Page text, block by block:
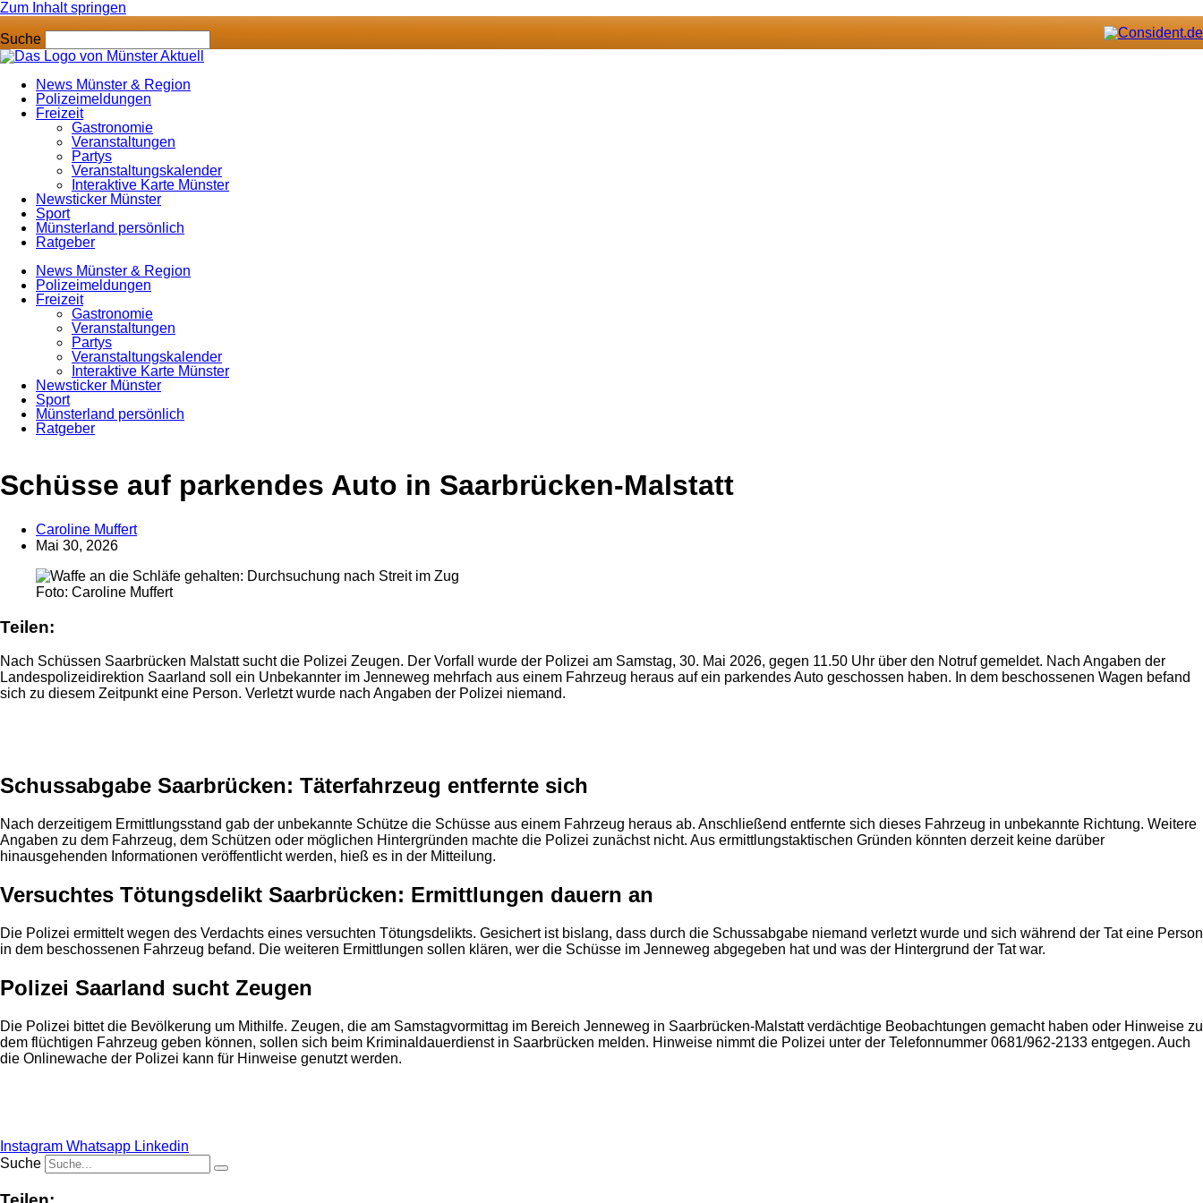
Zum Inhalt springen
Suche
News Münster & Region
Polizeimeldungen
Freizeit
Gastronomie
Veranstaltungen
Partys
Veranstaltungskalender
Interaktive Karte Münster
Newsticker Münster
Sport
Münsterland persönlich
Ratgeber
News Münster & Region
Polizeimeldungen
Freizeit
Gastronomie
Veranstaltungen
Partys
Veranstaltungskalender
Interaktive Karte Münster
Newsticker Münster
Sport
Münsterland persönlich
Ratgeber
Schüsse auf parkendes Auto in Saarbrücken-Malstatt
Caroline Muffert
Mai 30, 2026
Foto: Caroline Muffert
Teilen:
Nach Schüssen Saarbrücken Malstatt sucht die Polizei Zeugen. Der Vorfall wurde der Polizei am Samstag, 30. Mai 2026, gegen 11.50 Uhr über den Notruf gemeldet. Nach Angaben der
Landespolizeidirektion Saarland soll ein Unbekannter im Jenneweg mehrfach aus einem Fahrzeug heraus auf ein parkendes Auto geschossen haben. In dem beschossenen Wagen befand
sich zu diesem Zeitpunkt eine Person. Verletzt wurde nach Angaben der Polizei niemand.
Schussabgabe Saarbrücken: Täterfahrzeug entfernte sich
Nach derzeitigem Ermittlungsstand gab der unbekannte Schütze die Schüsse aus einem Fahrzeug heraus ab. Anschließend entfernte sich dieses Fahrzeug in unbekannte Richtung. Weitere
Angaben zu dem Fahrzeug, dem Schützen oder möglichen Hintergründen machte die Polizei zunächst nicht. Aus ermittlungstaktischen Gründen könnten derzeit keine darüber
hinausgehenden Informationen veröffentlicht werden, hieß es in der Mitteilung.
Versuchtes Tötungsdelikt Saarbrücken: Ermittlungen dauern an
Die Polizei ermittelt wegen des Verdachts eines versuchten Tötungsdelikts. Gesichert ist bislang, dass durch die Schussabgabe niemand verletzt wurde und sich während der Tat eine Person
in dem beschossenen Fahrzeug befand. Die weiteren Ermittlungen sollen klären, wer die Schüsse im Jenneweg abgegeben hat und was der Hintergrund der Tat war.
Polizei Saarland sucht Zeugen
Die Polizei bittet die Bevölkerung um Mithilfe. Zeugen, die am Samstagvormittag im Bereich Jenneweg in Saarbrücken-Malstatt verdächtige Beobachtungen gemacht haben oder Hinweise zu
dem flüchtigen Fahrzeug geben können, sollen sich beim Kriminaldauerdienst in Saarbrücken melden. Hinweise nimmt die Polizei unter der Telefonnummer 0681/962-2133 entgegen. Auch
die Onlinewache der Polizei kann für Hinweise genutzt werden.
Instagram Whatsapp Linkedin
Suche